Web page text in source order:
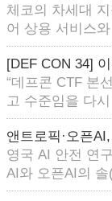
체코의 차세대
어 상용 서비스
[DEF CON 34]
“데프콘 CTF 본
고 수준임을 다
앤트로픽·오픈
영국 AI 안전 연
AI와 오픈AI의 솔